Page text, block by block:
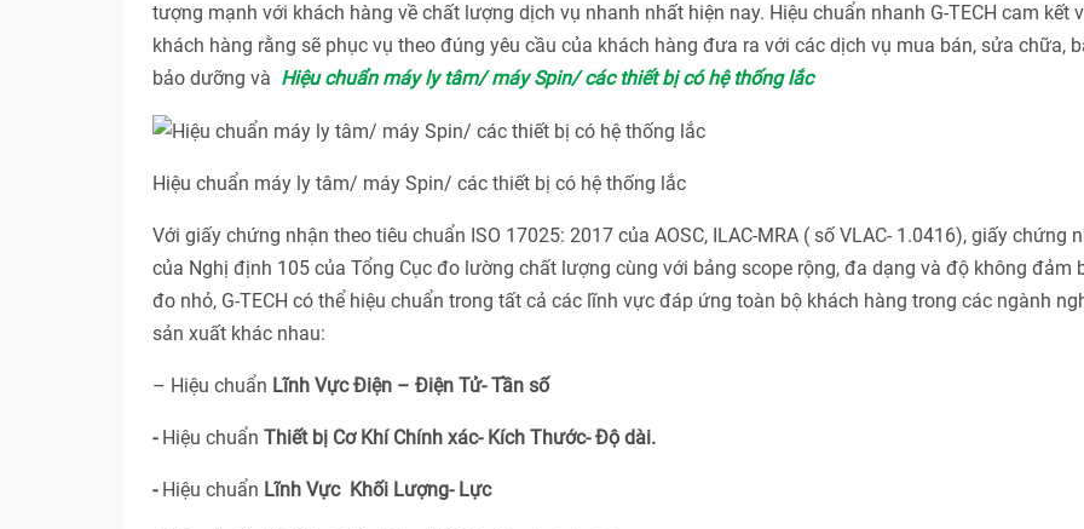
tượng mạnh với khách hàng về chất lượng dịch vụ nhanh nhất hiện nay. Hiệu chuẩn nhanh G-TECH cam kết
khách hàng rằng sẽ phục vụ theo đúng yêu cầu của khách hàng đưa ra với các dịch vụ mua bán, sửa chữa,
bảo dưỡng và Hiệu chuẩn máy ly tâm/ máy Spin/ các thiết bị có hệ thống lắc
Hiệu chuẩn máy ly tâm/ máy Spin/ các thiết bị có hệ thống lắc
Với giấy chứng nhận theo tiêu chuẩn ISO 17025: 2017 của AOSC, ILAC-MRA ( số VLAC- 1.0416), giấy chứng
của Nghị định 105 của Tổng Cục đo lường chất lượng cùng với bảng scope rộng, đa dạng và độ không đảm
đo nhỏ, G-TECH có thể hiệu chuẩn trong tất cả các lĩnh vực đáp ứng toàn bộ khách hàng trong các ngành
sản xuất khác nhau:
– Hiệu chuẩn Lĩnh Vực Điện – Điện Tử- Tần số
- Hiệu chuẩn Thiết bị Cơ Khí Chính xác- Kích Thước- Độ dài.
- Hiệu chuẩn Lĩnh Vực Khối Lượng- Lực